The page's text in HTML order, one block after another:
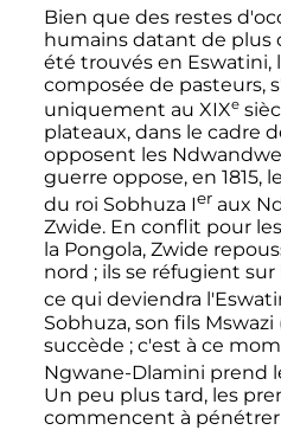
Bien que des restes
humains datant de plus
été trouvés en Eswatini,
composée de pasteurs,
uniquement au XIXe
plateaux, dans le cadre
opposent les
guerre oppose, en 1815,
du roi Sobhuza Ier aux
Zwide. En conflit pour
la Pongola, Zwide
nord ; ils se réfugient
ce qui deviendra
Sobhuza, son fils
succède ; c'est à ce
Ngwane-Dlamini prend
Un peu plus tard, les
commencent à